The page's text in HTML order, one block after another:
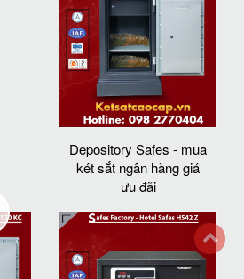
Depository Safes - mua
két sắt ngân hàng giá
ưu đãi
back